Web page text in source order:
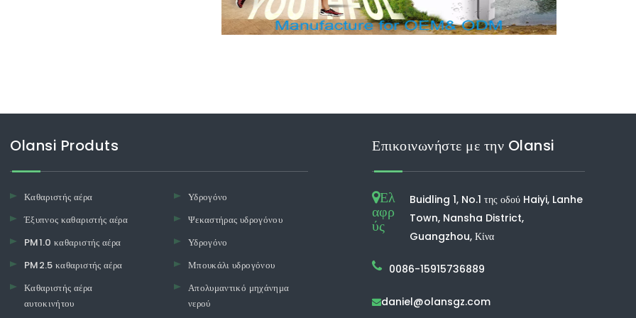
Olansi Produts
Καθαριστής αέρα
Έξυπνος καθαριστής αέρα
PM1.0 καθαριστής αέρα
PM2.5 καθαριστής αέρα
Καθαριστής αέρα
αυτοκινήτου
Υδρογόνο
Ψεκαστήρας υδρογόνου
Υδρογόνο
Μπουκάλι υδρογόνου
Απολυμαντικό μηχάνημα
νερού
Επικοινωνήστε με την Olansi
Ελ
αφρ
ύς
Buidling 1, No.1 της οδού Haiyi, Lanhe
Town, Nansha District,
Guangzhou, Κίνα
0086-15915736889
daniel@olansgz.com